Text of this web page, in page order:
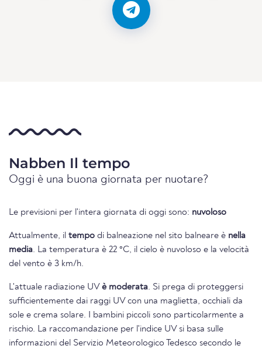
Nabben Il tempo
Oggi è una buona giornata per nuotare?
Le previsioni per l'intera giornata di oggi sono: nuvoloso
Attualmente, il tempo di balneazione nel sito balneare è nella
media. La temperatura è 22 °C, il cielo è nuvoloso e la velocità
del vento è 3 km/h.
L'attuale radiazione UV è moderata. Si prega di proteggersi
sufficientemente dai raggi UV con una maglietta, occhiali da
sole e crema solare. I bambini piccoli sono particolarmente a
rischio. La raccomandazione per l'indice UV si basa sulle
informazioni del Servizio Meteorologico Tedesco secondo le